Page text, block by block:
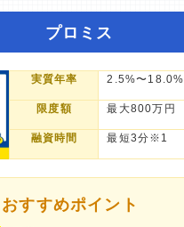
プロミス
実質年率 2.5%〜18.0%
限度額 最大800万円
融資時間 最短3分※1
おすすめポイント